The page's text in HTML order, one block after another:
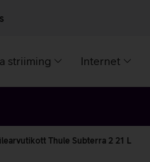
striiming Internet
Thule Subterra 2 21 L